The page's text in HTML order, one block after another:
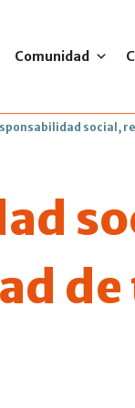
Comunidad
social,